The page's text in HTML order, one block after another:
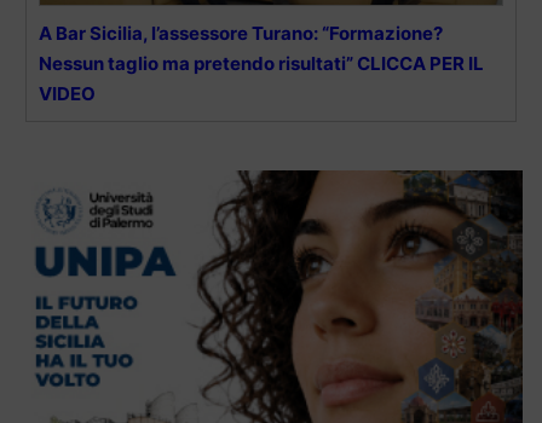
A Bar Sicilia, l’assessore Turano: “Formazione?
Nessun taglio ma pretendo risultati” CLICCA PER IL
VIDEO